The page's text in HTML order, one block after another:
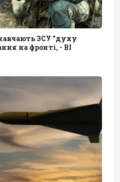
навчають ЗСУ "духу
на фронті, - BI